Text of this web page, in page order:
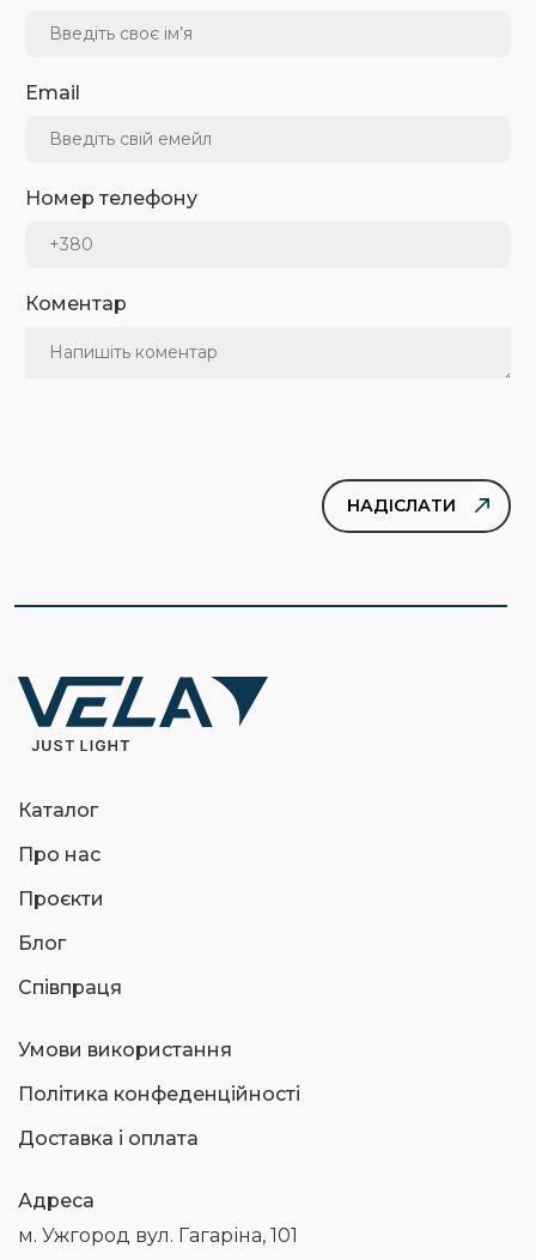
Email
Номер телефону
Коментар
Каталог
Про нас
Проєкти
Блог
Співпраця
Умови використання
Політика конфеденційності
Доставка і оплата
Адреса
м. Ужгород вул. Гагаріна, 101